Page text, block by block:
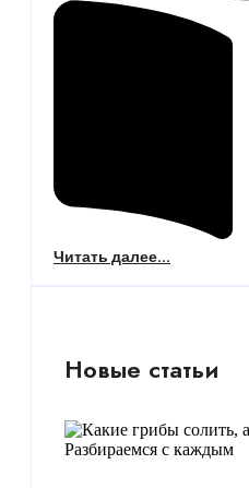
Читать далее...
Новые статьи